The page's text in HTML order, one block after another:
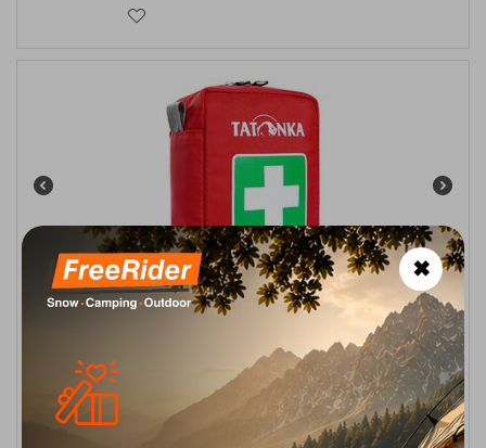
Κουτί Πρώτων Βοηθειών First Aid Mini Red Unisex Tatonka
Κωδικός:
FRE-18058
διαθέσιμο
24,00 €
✖